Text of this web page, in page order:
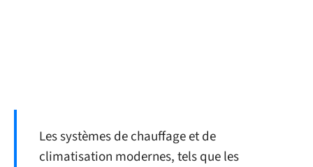
Les systèmes de chauffage et de
climatisation modernes, tels que les